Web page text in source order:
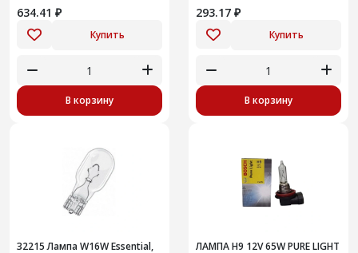
634.41 ₽
Купить
В корзину
293.17 ₽
Купить
В корзину
32215 Лампа W16W Essential,
ЛАМПА H9 12V 65W PURE LIGHT